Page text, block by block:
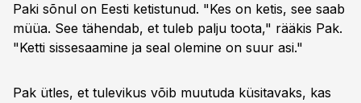
Paki sõnul on Eesti ketistunud. "Kes on ketis, see saab
müüa. See tähendab, et tuleb palju toota," rääkis Pak.
"Ketti sissesaamine ja seal olemine on suur asi."
Pak ütles, et tulevikus võib muutuda küsitavaks, kas